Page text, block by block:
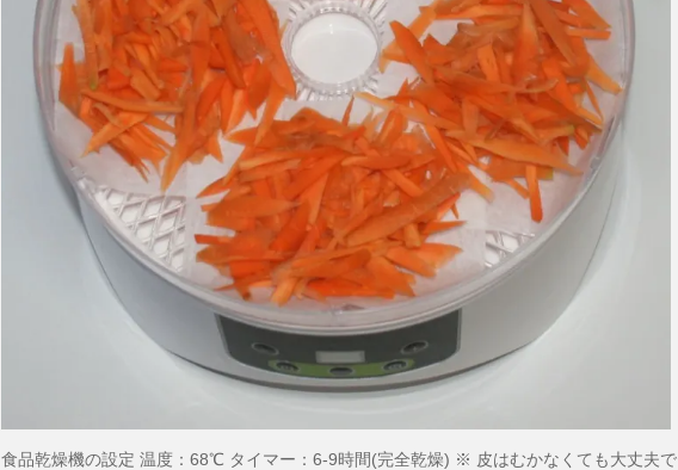
食品乾燥機の設定 温度：68℃ タイマー：6-9時間(完全乾燥) ※ 皮はむかなくても大丈夫で